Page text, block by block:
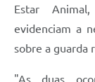
Estar
evidenciam a
sobre a guarda
"As duas